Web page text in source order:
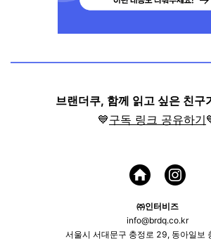
브랜더쿠, 함께 읽고 싶은 친구
💙구독 링크 공유하기
㈜인터비즈
info@brdq.co.kr
서울시 서대문구 충정로 29, 동아일보